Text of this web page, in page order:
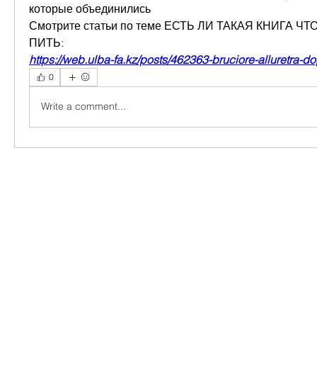
которые объединились
Смотрите статьи по теме ЕСТЬ ЛИ ТАКАЯ КНИГА
ПИТЬ:
https://web.ulba-fa.kz/posts/462363-bruciore-alluretra-
0
Write a comment...